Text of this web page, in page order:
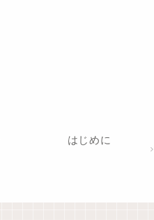
はじめに